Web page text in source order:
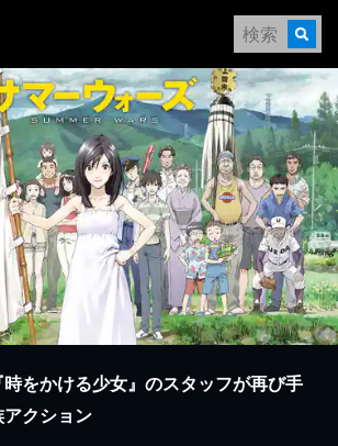
をかける少女』のスタッフが再び手
クション